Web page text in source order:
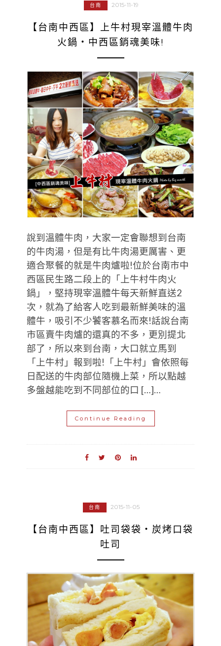
台南 2015-11-19
【台南中西區】上牛村現宰溫體牛肉
火鍋‧中西區銷魂美味!
說到溫體牛肉，大家一定會聯想到台南
的牛肉湯，但是有比牛肉湯更厲害、更
適合聚餐的就是牛肉爐啦!位於台南市中
西區民生路二段上的「上牛村牛肉火
鍋」，堅持現宰溫體牛每天新鮮直送2
次，就為了給客人吃到最新鮮美味的溫
體牛，吸引不少饕客慕名而來!話說台南
市區賣牛肉爐的還真的不多，更別提北
部了，所以來到台南，大口就立馬到
「上牛村」報到啦!「上牛村」會依照每
日配送的牛肉部位隨機上菜，所以點越
多盤越能吃到不同部位的口 […]…
Continue Reading
台南 2015-11-05
【台南中西區】吐司袋袋‧炭烤口袋
吐司